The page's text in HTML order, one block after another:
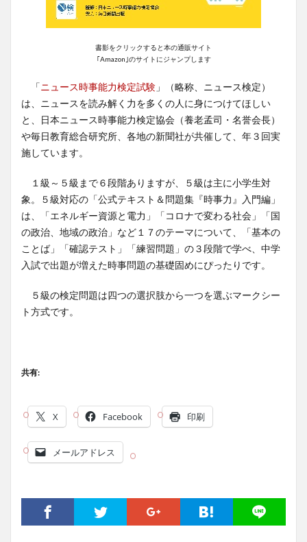
書影をクリックすると本の通販サイト
｢Amazon｣のサイトにジャンプします
「ニュース時事能力検定試験 」（略称、ニュース検定）
は、ニュースを読み解く力を多くの人に身につけてほしい
と、日本ニュース時事能力検定協会（養老孟司・名誉会長）
や毎日教育総合研究所、各地の新聞社が共催して、年３回実
施しています。
１級～５級まで６段階ありますが、５級は主に小学生対
象。５級対応の「公式テキスト＆問題集『時事力』入門編」
は、「エネルギー資源と電力」「コロナで変わる社会」「国
の政治、地域の政治」など１７のテーマについて、「基本の
ことば」「確認テスト」「練習問題」の３段階で学べ、中学
入試で出題が増えた時事問題の基礎固めにぴったりです。
５級の検定問題は四つの選択肢から一つを選ぶマークシー
ト方式です。
共有:
X Facebook 印刷
メールアドレス